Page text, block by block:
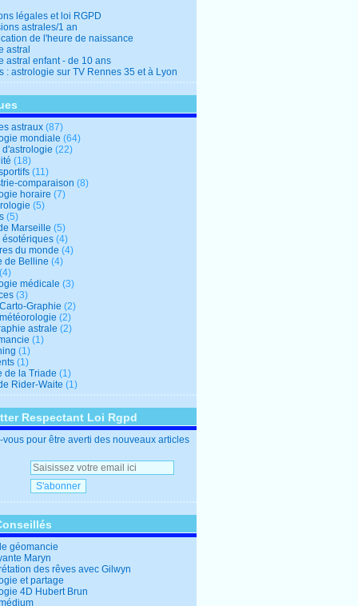
légales et loi RGPD
astrales/1 an
de l'heure de naissance
astral
astral enfant - de 10 ans
: astrologie sur TV Rennes 35 et à Lyon
astraux (87)
mondiale (64)
d'astrologie (22)
(18)
(11)
comparaison (8)
horaire (7)
(5)
(5)
Marseille (5)
ésotériques (4)
du monde (4)
de Belline (4)
médicale (3)
(3)
Graphie (2)
(2)
astrale (2)
(1)
(1)
(1)
de la Triade (1)
Rider-Waite (1)
Respectant Loi Rgpd
vous pour être averti des nouveaux articles
géomancie
Maryn
des rêves avec Gilwyn
et partage
4D Hubert Brun